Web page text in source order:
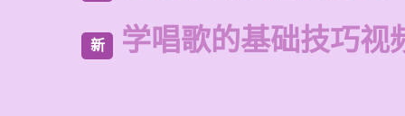
新 学唱歌的基础技巧视